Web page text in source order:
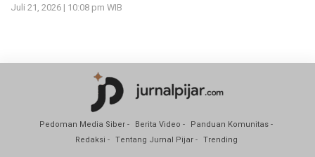
Juli 21, 2026 | 10:08 pm WIB
Pedoman Media Siber Berita Video
Panduan Komunitas
Redaksi
Tentang Jurnal Pijar Trending